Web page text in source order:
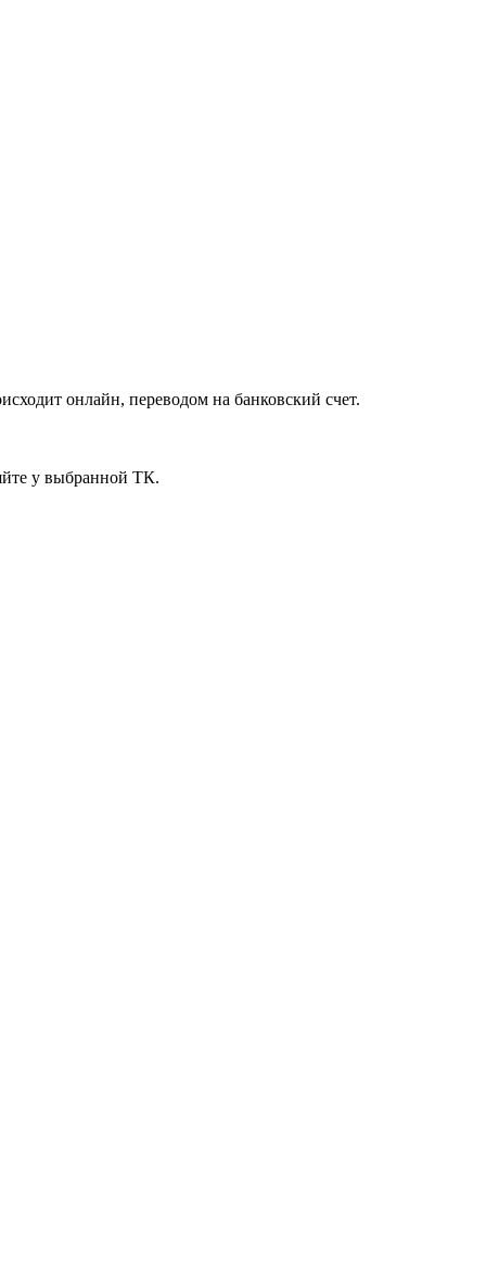
онлайн, переводом на банковский счет.
у выбранной ТК.